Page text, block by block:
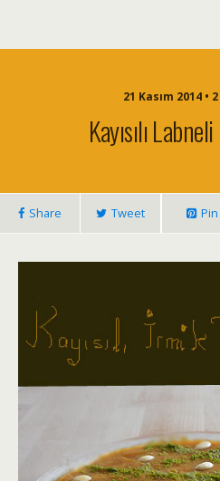
21 Kasım 2014 •
Kayısılı
Share Tweet Pin